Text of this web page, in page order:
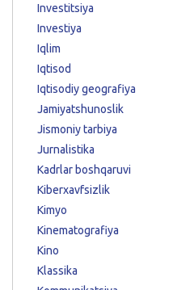
Investitsiya
Investiya
Iqlim
Iqtisod
Iqtisodiy geografiya
Jamiyatshunoslik
Jismoniy tarbiya
Jurnalistika
Kadrlar boshqaruvi
Kiberxavfsizlik
Kimyo
Kinematografiya
Kino
Klassika